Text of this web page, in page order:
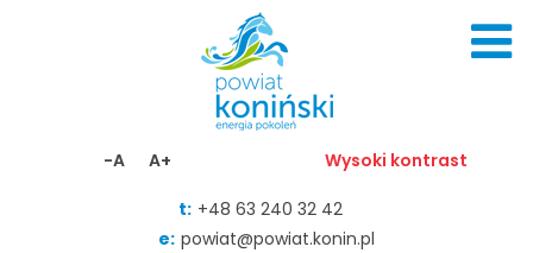
-A A+ Wysoki kontrast
t: +48 63 240 32 42
e: powiat@powiat.konin.pl